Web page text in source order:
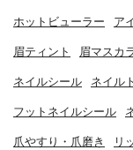
ホットビューラー ア
眉ティント 眉マスカ
ネイルシール ネイル
フットネイルシール
爪やすり・爪磨き リ